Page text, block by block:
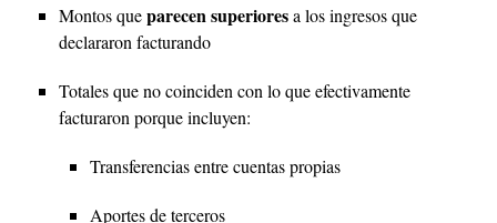
Montos queparecen superioresa los ingresos que
declararon facturando
Totales que no coinciden con lo que efectivamente
facturaron porque incluyen:
Transferencias entre cuentas propias
Aportes de terceros